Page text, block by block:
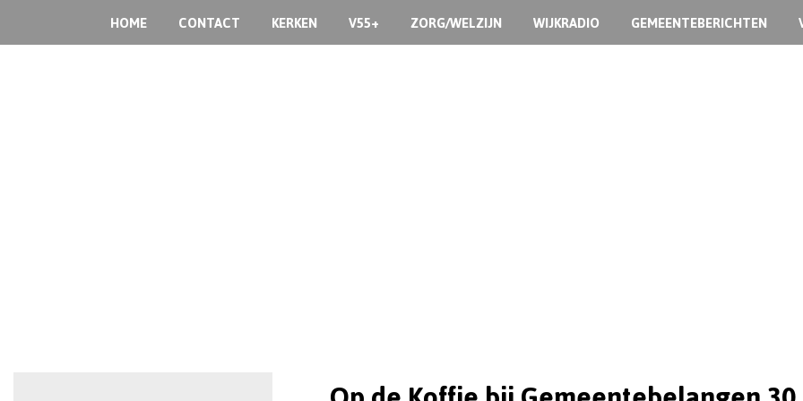
HOME CONTACT KERKEN V55+ ZORG/WELZIJN WIJKRADIO GEMEENTEBERICHTEN